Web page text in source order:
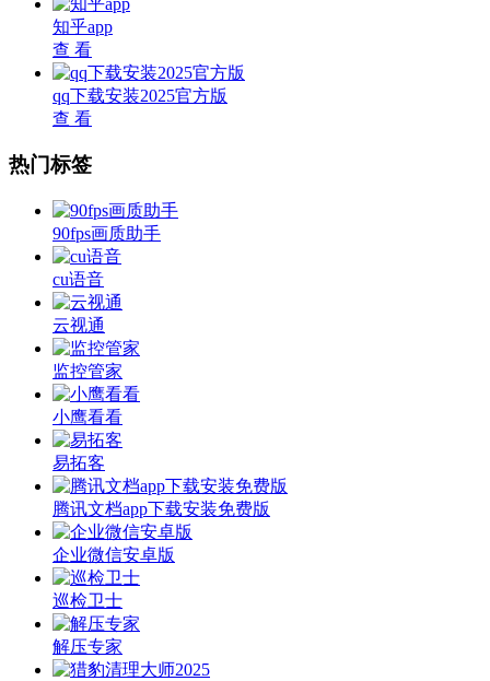
知乎app
查 看
qq下载安装2025官方版
查 看
热门标签
90fps画质助手
cu语音
云视通
监控管家
小鹰看看
易拓客
腾讯文档app下载安装免费版
企业微信安卓版
巡检卫士
解压专家